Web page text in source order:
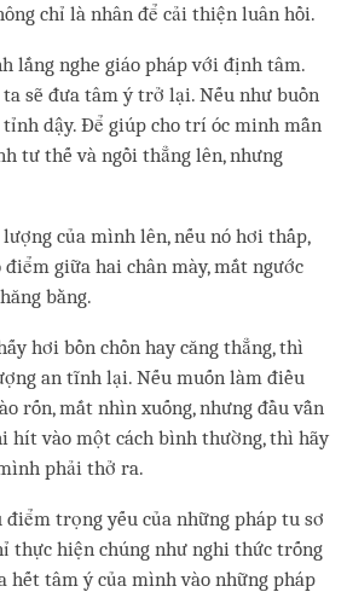
chỉ là nhân để cải thiện luân hồi.
lắng nghe giáo pháp với định tâm.
sẽ đưa tâm ý trở lại. Nếu như buồn
tỉnh dậy. Để giúp cho trí óc minh mẫn
tư thế và ngồi thẳng lên, nhưng
lượng của mình lên, nếu nó hơi thấp,
giữa hai chân mày, mắt ngước
bằng.
hơi bồn chồn hay căng thẳng, thì
an tĩnh lại. Nếu muốn làm điều
rốn, mắt nhìn xuống, nhưng đầu vẫn
hít vào một cách bình thường, thì hãy
phải thở ra.
trọng yếu của những pháp tu sơ
thực hiện chúng như nghi thức trống
hết tâm ý của mình vào những pháp